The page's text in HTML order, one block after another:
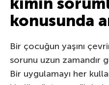
konusunda
Bir çocuğun yaşını
sorunu uzun zamandır
Bir uygulamayı her